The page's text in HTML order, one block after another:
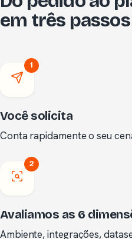
em três passos
1
Você solicita
Conta rapidamente o seu
2
Avaliamos as 6
Ambiente, integrações,